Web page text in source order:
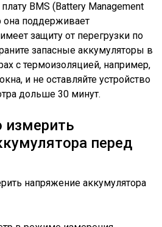
BMS (Battery Management
она поддерживает
защиту от перегрузки по
запасные аккумуляторы в
с термоизоляцией, например,
и не оставляйте устройство
дольше 30 минут.
измерить
перед